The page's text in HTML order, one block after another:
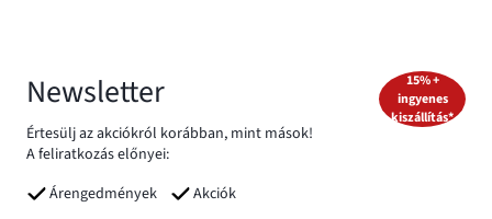
Newsletter
Értesülj az akciókról korábban, mint mások!
A feliratkozás előnyei:
Árengedmények
Akciók
15% +
ingyenes
kiszállítás*